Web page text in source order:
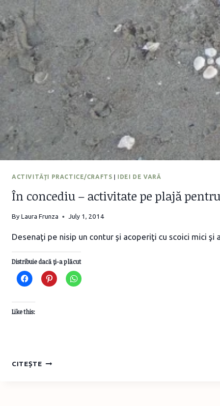
ACTIVITĂŢI PRACTICE/CRAFTS | IDEI DE VARĂ
În concediu – activitate pe plajă
ByLaura Frunza July 1, 2014
Desenaţi pe nisip un contur şi acoperiţi cu scoici mici
Distribuie dacă ţi-a plăcut
Like this:
CITEȘTEÎN